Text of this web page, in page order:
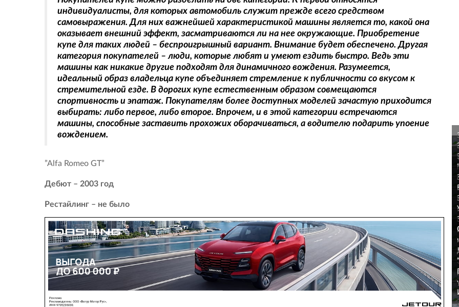
индивидуалисты, для которых автомобиль служит прежде всего средством
самовыражения. Для них важнейшей характеристикой машины является то, какой она
оказывает внешний эффект, засматриваются ли на нее окружающие. Приобретение
купе для таких людей – беспроигрышный вариант. Внимание будет обеспечено. Другая
категория покупателей – люди, которые любят и умеют ездить быстро. Ведь эти
машины как никакие другие подходят для динамичного вождения. Разумеется,
идеальный образ владельца купе объединяет стремление к публичности со вкусом к
стремительной езде. В дорогих купе естественным образом совмещаются
спортивность и эпатаж. Покупателям более доступных моделей зачастую приходится
выбирать: либо первое, либо второе. Впрочем, и в этой категории встречаются
машины, способные заставить прохожих оборачиваться, а водителю подарить упоение
вождением.
”Alfa Romeo GT”
Дебют – 2003 год
Рестайлинг – не было